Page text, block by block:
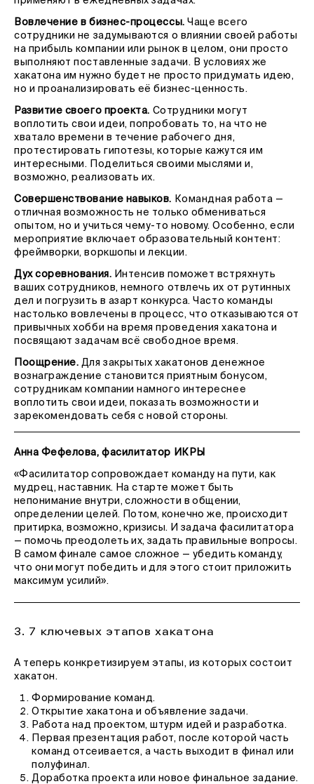
Вовлечение в бизнес-процессы. Чаще всего
сотрудники не задумываются о влиянии своей работы
на прибыль компании или рынок в целом, они просто
выполняют поставленные задачи. В условиях же
хакатона им нужно будет не просто придумать идею,
но и проанализировать её бизнес-ценность.
Развитие своего проекта. Сотрудники могут
воплотить свои идеи, попробовать то, на что не
хватало времени в течение рабочего дня,
протестировать гипотезы, которые кажутся им
интересными. Поделиться своими мыслями и,
возможно, реализовать их.
Совершенствование навыков. Командная работа —
отличная возможность не только обмениваться
опытом, но и учиться чему-то новому. Особенно, если
мероприятие включает образовательный контент:
фреймворки, воркшопы и лекции.
Дух соревнования. Интенсив поможет встряхнуть
ваших сотрудников, немного отвлечь их от рутинных
дел и погрузить в азарт конкурса. Часто команды
настолько вовлечены в процесс, что отказываются от
привычных хобби на время проведения хакатона и
посвящают задачам всё свободное время.
Поощрение. Для закрытых хакатонов денежное
вознаграждение становится приятным бонусом,
сотрудникам компании намного интереснее
воплотить свои идеи, показать возможности и
зарекомендовать себя с новой стороны.
Анна Фефелова, фасилитатор ИКРЫ
«Фасилитатор сопровождает команду на пути, как
мудрец, наставник. На старте может быть
непонимание внутри, сложности в общении,
определении целей. Потом, конечно же, происходит
притирка, возможно, кризисы. И задача фасилитатора
— помочь преодолеть их, задать правильные вопросы.
В самом финале самое сложное — убедить команду,
что они могут победить и для этого стоит приложить
максимум усилий».
3. 7 ключевых этапов хакатона
А теперь конкретизируем этапы, из которых состоит
хакатон.
Формирование команд.
Открытие хакатона и объявление задачи.
Работа над проектом, штурм идей и разработка.
Первая презентация работ, после которой часть
команд отсеивается, а часть выходит в финал или
полуфинал.
Доработка проекта или новое финальное задание.